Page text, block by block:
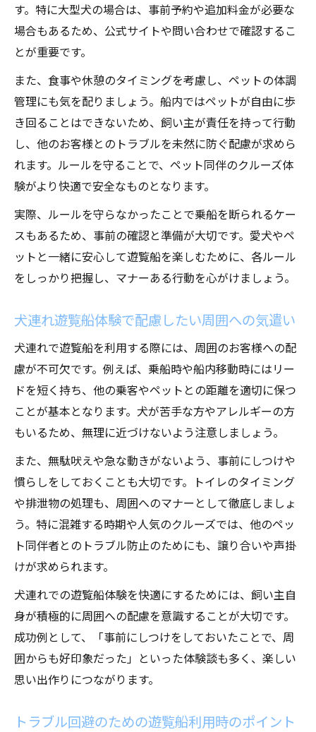
す。特に大型犬の場合は、事前予約や追加料金が必要な
場合もあるため、公式サイトや問い合わせで確認するこ
とが重要です。
また、食事や休憩のタイミングを考慮し、ペットの体調
管理にも気を配りましょう。船内ではペットが自由に歩
き回ることはできないため、飼い主が責任を持って行動
し、他のお客様とのトラブルを未然に防ぐ配慮が求めら
れます。ルールを守ることで、ペット同伴のクルーズ体
験がより快適で安全なものとなります。
実際、ルールを守らなかったことで乗船を断られるケー
スもあるため、事前の確認と準備が大切です。愛犬やペ
ットと一緒に安心して遊覧船を楽しむために、各ルール
をしっかり把握し、マナーある行動を心がけましょう。
犬連れ遊覧船体験で配慮したい周囲への気遣い
犬連れで遊覧船を利用する際には、周囲のお客様への配
慮が不可欠です。例えば、乗船時や船内移動時にはリー
ドを短く持ち、他の乗客やペットとの距離を適切に保つ
ことが基本となります。犬が苦手な方やアレルギーの方
もいるため、無理に近づけないよう注意しましょう。
また、無駄吠えや急な動きがないよう、事前にしつけや
慣らしをしておくことも大切です。トイレのタイミング
や排泄物の処理も、周囲へのマナーとして徹底しましょ
う。特に混雑する時期や人気のクルーズでは、他のペッ
ト同伴者とのトラブル防止のためにも、譲り合いや声掛
けが求められます。
犬連れでの遊覧船体験を快適にするためには、飼い主自
身が積極的に周囲への配慮を意識することが大切です。
成功例として、「事前にしつけをしておいたことで、周
囲からも好印象だった」といった体験談も多く、楽しい
思い出作りにつながります。
トラブル回避のための遊覧船利用時のポイント